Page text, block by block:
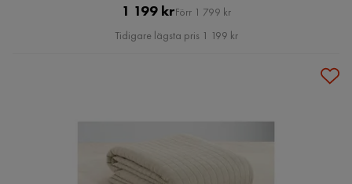
Pris
1 199 krOriginal
Pris
Förr 1 799 kr
Tidigare lägsta pris 1 199 kr